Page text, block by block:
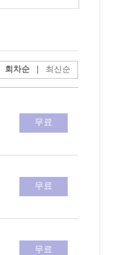
회차순 최신순
무료
무료
무료